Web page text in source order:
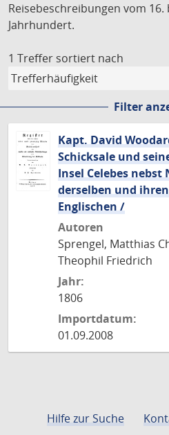
Reisebeschreibungen vom
Jahrhundert.
1 Treffer sortiert nach
Filter
Kapt. David
Schicksale und
Insel Celebes
derselben und
Englischen /
Autoren
Sprengel, Matthias
Theophil Friedrich
Jahr:
1806
Importdatum:
01.09.2008
Hilfe zur Suche